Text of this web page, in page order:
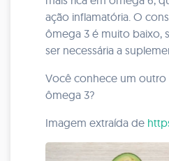
ação inflamatória. O
ômega 3 é muito baixo,
ser necessária a
Você conhece um
ômega 3?
Imagem extraída de